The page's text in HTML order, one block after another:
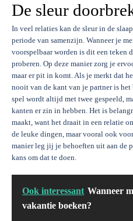
De sleur
In veel relaties kan de sleur in de
periode van samenzijn. Wanneer je
voorspelbaar worden is dit een teken
proberen. Op deze manier zorg je
maar er pit in komt. Als je merkt dat
nooit van de kant van je partner is
spel wordt altijd met twee gespeeld,
kanten er zin in hebben. Het is
maakt, want het draait in een relatie
de leuke dingen, maar vooral ook
manier leg jij je behoeften uit aan de
kans om dat te doen.
Ook interessant Wanneer
vakantie boeken?